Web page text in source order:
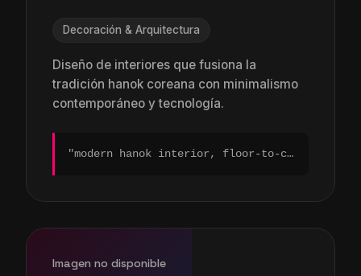
Decoración & Arquitectura
Diseño de interiores que fusiona la
tradición hanok coreana con minimalismo
contemporáneo y tecnología.
"modern hanok interior, floor-to-ceiling windows, traditional paper screens, smart home..."
Imagen no disponible